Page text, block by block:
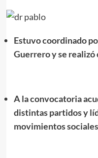
Estuvo coordinado
Guerrero y se realizó
A la convocatoria
distintas partidos y
movimientos